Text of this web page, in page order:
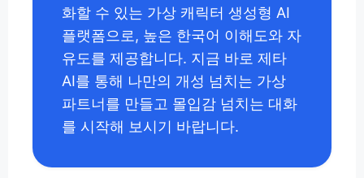
화할 수 있는 가상 캐릭터 생성형 AI
플랫폼으로, 높은 한국어 이해도와 자
유도를 제공합니다. 지금 바로 제타
AI를 통해 나만의 개성 넘치는 가상
파트너를 만들고 몰입감 넘치는 대화
를 시작해 보시기 바랍니다.